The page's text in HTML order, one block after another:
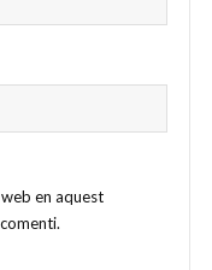
en aquest